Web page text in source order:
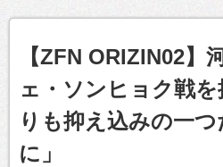
【ZFN ORIZIN02】
ェ・ソンヒョク戦
りも抑え込みの一
に」